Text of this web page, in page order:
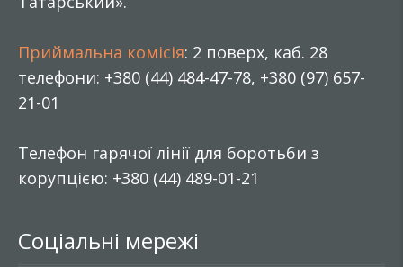
Приймальна комісія: 2 поверх, каб. 28
телефони: +380 (44) 484-47-78, +380 (97) 657-
21-01
Телефон гарячої лінії для боротьби з
корупцією: +380 (44) 489-01-21
Соціальні мережі